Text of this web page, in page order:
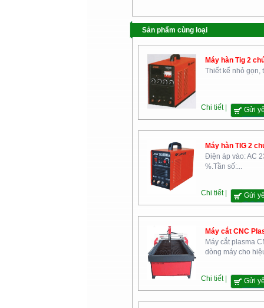
Sản phẩm cùng loại
Máy hàn Tig 2
Thiết kế nhỏ gọn,
Chi tiết | Gửi
Máy hàn TIG 2
Điện áp vào: AC
%.Tần số:...
Chi tiết | Gửi
Máy cắt CNC
Máy cắt plasma
dòng máy cho
Chi tiết | Gửi